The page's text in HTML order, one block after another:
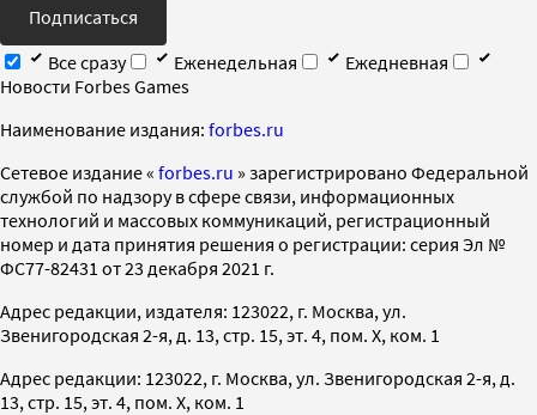
Подписаться
Все сразу
Еженедельная
Ежедневная
Новости Forbes Games
Наименование издания: forbes.ru
Cетевое издание « forbes.ru » зарегистрировано Федеральной
службой по надзору в сфере связи, информационных
технологий и массовых коммуникаций, регистрационный
номер и дата принятия решения о регистрации: серия Эл №
ФС77-82431 от 23 декабря 2021 г.
Адрес редакции, издателя: 123022, г. Москва, ул.
Звенигородская 2-я, д. 13, стр. 15, эт. 4, пом. X, ком. 1
Адрес редакции: 123022, г. Москва, ул. Звенигородская 2-я, д.
13, стр. 15, эт. 4, пом. X, ком. 1